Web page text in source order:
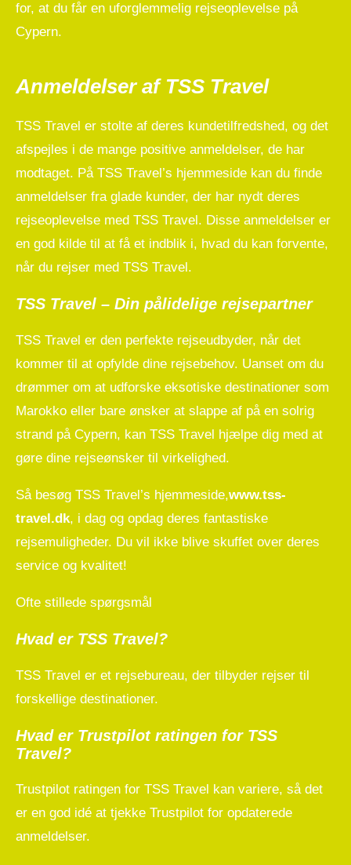
for, at du får en uforglemmelig rejseoplevelse på
Cypern.
Anmeldelser af TSS Travel
TSS Travel er stolte af deres kundetilfredshed, og det
afspejles i de mange positive anmeldelser, de har
modtaget. På TSS Travel’s hjemmeside kan du finde
anmeldelser fra glade kunder, der har nydt deres
rejseoplevelse med TSS Travel. Disse anmeldelser er
en god kilde til at få et indblik i, hvad du kan forvente,
når du rejser med TSS Travel.
TSS Travel – Din pålidelige rejsepartner
TSS Travel er den perfekte rejseudbyder, når det
kommer til at opfylde dine rejsebehov. Uanset om du
drømmer om at udforske eksotiske destinationer som
Marokko eller bare ønsker at slappe af på en solrig
strand på Cypern, kan TSS Travel hjælpe dig med at
gøre dine rejseønsker til virkelighed.
Så besøg TSS Travel’s hjemmeside,www.tss-
travel.dk, i dag og opdag deres fantastiske
rejsemuligheder. Du vil ikke blive skuffet over deres
service og kvalitet!
Ofte stillede spørgsmål
Hvad er TSS Travel?
TSS Travel er et rejsebureau, der tilbyder rejser til
forskellige destinationer.
Hvad er Trustpilot ratingen for TSS
Travel?
Trustpilot ratingen for TSS Travel kan variere, så det
er en god idé at tjekke Trustpilot for opdaterede
anmeldelser.